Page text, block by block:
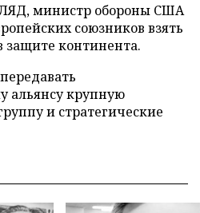
министр обороны США
союзников взять
защите континента.
передавать
альянсу крупную
и стратегические